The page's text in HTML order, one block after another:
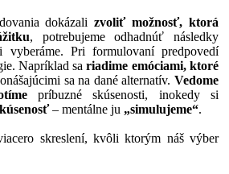
dokázalizvoliť možnosť, ktorá
, potrebujeme odhadnúť následky
Pri formulovaní predpovedí
Napríklad sariadime emóciami, ktoré
sa na dané alternatív. Vedome
príbuzné skúsenosti, inokedy si
– mentálne ju „simulujeme“.
skreslení, kvôli ktorým náš výber